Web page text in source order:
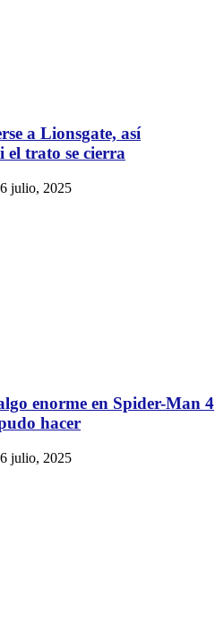
a Lionsgate, así
trato se cierra
julio, 2025
enorme en Spider-Man 4
hacer
julio, 2025